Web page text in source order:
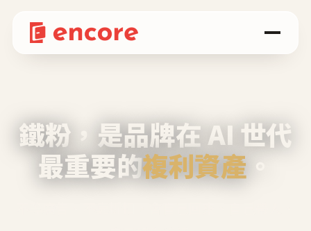
鐵粉，是品牌在 AI 世代
最重要的複利資產 。